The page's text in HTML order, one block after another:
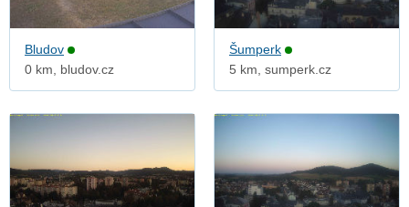
Bludov
0 km, bludov.cz
Šumperk
5 km, sumperk.cz